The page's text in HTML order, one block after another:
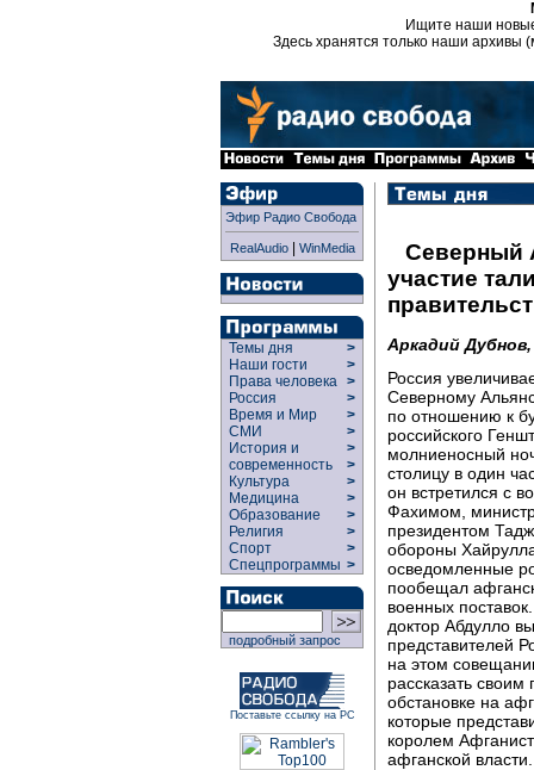
Ищите наши
Здесь хранятся только наши архивы
Эфир Радио Свобода
RealAudio| WinMedia
Темы дня
>
Наши гости
>
Права человека >
Россия
>
Время и Мир
>
СМИ
>
История и
современность
>
>
Культура
>
Медицина
>
Образование
>
Религия
>
Спорт
>
Спецпрограммы >
подробный запрос
Поставьте ссылку на РС
Северный
участие
Аркадий
Россия
Северному
по отношению к
российского
молниеносный
столицу в один
он встретился с
Фахимом,
президентом
обороны
осведомленные
пообещал
военных
доктор Абдулло
представителей
на этом
рассказать
обстановке на
которые
королем
афганской власти.